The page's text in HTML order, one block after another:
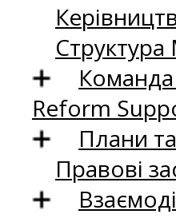
Структура
Reform
Плани
Правові